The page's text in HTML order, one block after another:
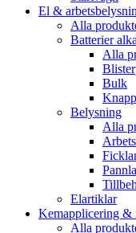
El &
Alla
Batterier
Alla
Bulk
Belysning
Alla
Elartiklar
Kemapplicering &
Alla